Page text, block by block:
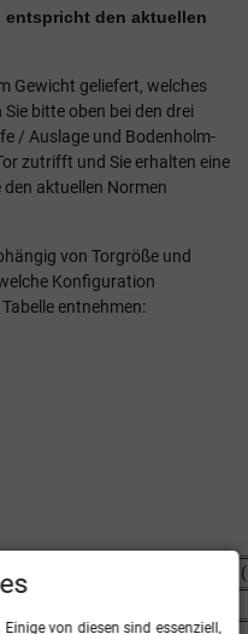
entspricht den aktuellen
Gewicht geliefert, welches
bitte oben bei den drei
/ Auslage und Bodenholm-
zutrifft und Sie erhalten eine
aktuellen Normen
von Torgröße und
Konfiguration
entnehmen:
Kontergewicht
von diesen sind essenziell,